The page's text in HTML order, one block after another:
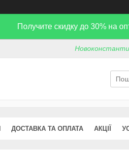
Получите скидку до 30% на
ДОСТАВКА ТА ОПЛАТА АКЦІЇ